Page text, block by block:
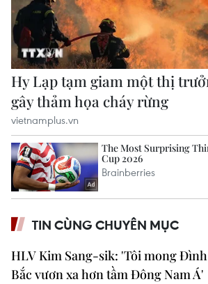
TIN CÙNG CHUYÊN MỤC
HLV Kim Sang-sik: 'Tôi mong Đình
Bắc vươn xa hơn tầm Đông Nam Á'